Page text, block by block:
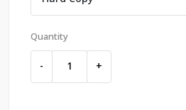
Quantity
- +